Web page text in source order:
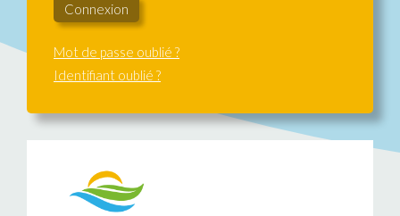
Connexion
Mot de passe oublié ?
Identifiant oublié ?